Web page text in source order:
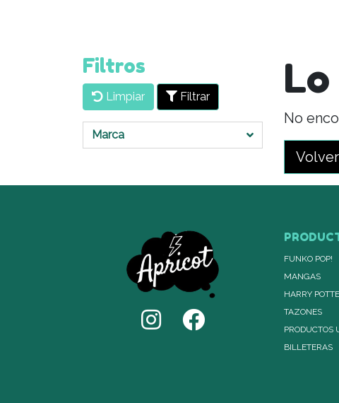
Filtros
Limpiar Filtrar
Marca
No
FUNKO POP!
MANGAS
HARRY
TAZONES
PRODUCTOS
BILLETERAS